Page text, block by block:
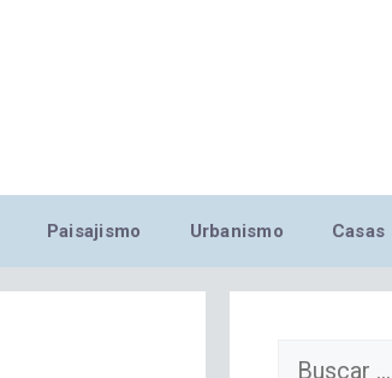
Paisajismo Urbanismo Casas
Buscar: